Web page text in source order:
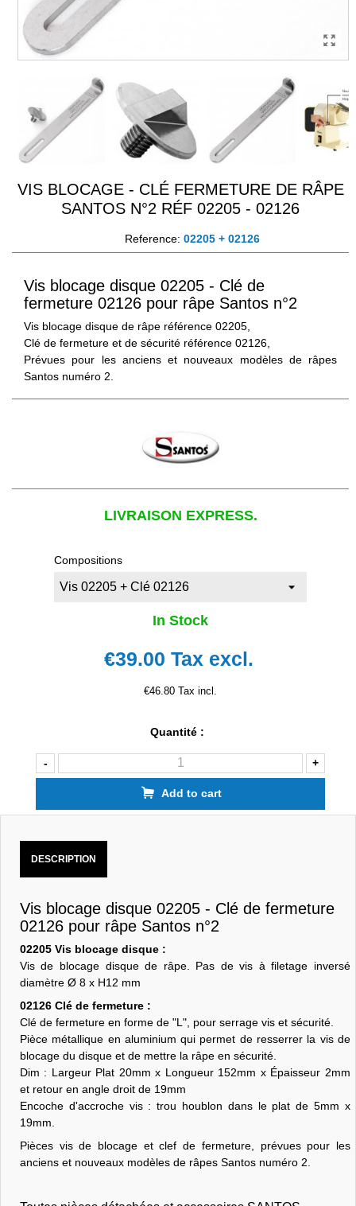
VIS BLOCAGE - CLÉ FERMETURE DE RÂPE
SANTOS N°2 RÉF 02205 - 02126
Reference: 02205 + 02126
Vis blocage disque 02205 - Clé de
fermeture 02126 pour râpe Santos n°2
Vis blocage disque de râpe référence 02205,
Clé de fermeture et de sécurité référence 02126,
Prévues pour les anciens et nouveaux modèles de râpes
Santos numéro 2.
LIVRAISON EXPRESS.
Compositions
In Stock
€39.00Tax excl.
€46.80 Tax incl.
Quantité :
- +
Add to cart
DESCRIPTION
Vis blocage disque 02205 - Clé de fermeture
02126 pour râpe Santos n°2
02205 Vis blocage disque :
Vis de blocage disque de râpe. Pas de vis à filetage inversé
diamètre Ø 8 x H12 mm
02126 Clé de fermeture :
Clé de fermeture en forme de "L", pour serrage vis et sécurité.
Pièce métallique en aluminium qui permet de resserrer la vis de
blocage du disque et de mettre la râpe en sécurité.
Dim : Largeur Plat 20mm x Longueur 152mm x Épaisseur 2mm
et retour en angle droit de 19mm
Encoche d'accroche vis : trou houblon dans le plat de 5mm x
19mm.
Pièces vis de blocage et clef de fermeture, prévues pour les
anciens et nouveaux modèles de râpes Santos numéro 2.